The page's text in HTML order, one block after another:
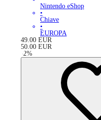
Nintendo eShop
•
Chiave
•
EUROPA
49.00 EUR
50.00 EUR
-2%